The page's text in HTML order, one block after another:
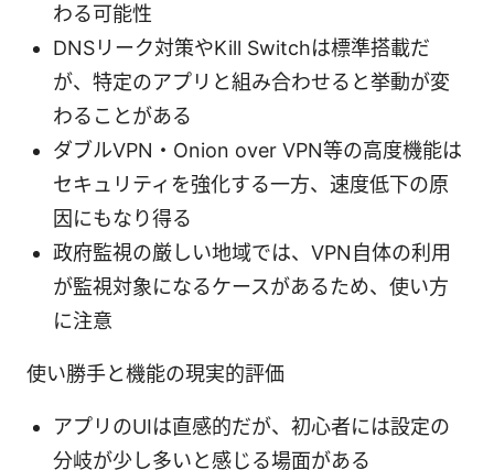
わる可能性
DNSリーク対策やKill Switchは標準搭載だ
が、特定のアプリと組み合わせると挙動が変
わることがある
ダブルVPN・Onion over VPN等の高度機能は
セキュリティを強化する一方、速度低下の原
因にもなり得る
政府監視の厳しい地域では、VPN自体の利用
が監視対象になるケースがあるため、使い方
に注意
使い勝手と機能の現実的評価
アプリのUIは直感的だが、初心者には設定の
分岐が少し多いと感じる場面がある